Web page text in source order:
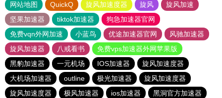
网站地图 QuickQ 旋风加速度器 旋风
旋风加速
坚果加速器
tiktok加速器
狗急加速器官网
免费vqn外网加速
小蓝鸟 优途加速器官网
风驰加速器
旋风加速器
八戒看书
免费vps加速器外网苹果版
黑豹加速器
一元机场 IOS加速器
旋风加速度器
大机场加速器
outline 极光加速器
旋风加速度器
旋风加速度器
极风加速器 ios加速器
黑洞官方加速器